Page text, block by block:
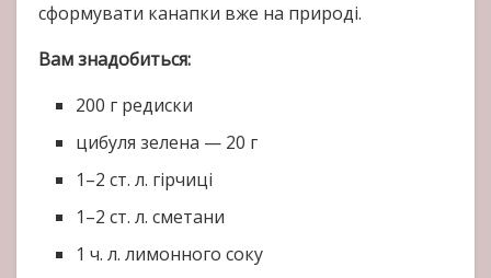
сформувати канапки вже на природі.
Вам знадобиться:
200 г редиски
цибуля зелена — 20 г
1–2 ст. л. гірчиці
1–2 ст. л. сметани
1 ч. л. лимонного соку